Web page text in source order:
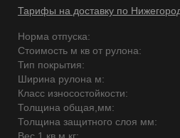
Тарифы на доставку по
Норма отпуска:
Стоимость м кв от рулона:
Тип покрытия:
Ширина рулона м:
Класс износостойкости:
Толщина общая,мм:
Толщина защитного слоя мм: